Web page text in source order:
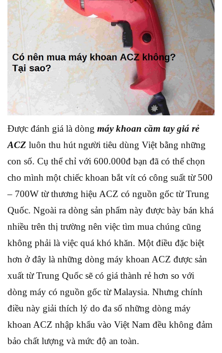
Được đánh giá là dòng máy khoan cầm tay giá rẻ
ACZ luôn thu hút người tiêu dùng Việt bằng những
con số. Cụ thể chỉ với 600.000đ bạn đã có thể chọn
cho mình một chiếc khoan bắt vít có công suất từ 500
– 700W từ thương hiệu ACZ có nguồn gốc từ Trung
Quốc. Ngoài ra dòng sản phẩm này được bày bán khá
nhiều trên thị trường nên việc tìm mua chúng cũng
không phải là việc quá khó khăn. Một điều đặc biệt
hơn ở đây là những dòng máy khoan ACZ được sản
xuất từ Trung Quốc sẽ có giá thành rẻ hơn so với
dòng máy có nguồn gốc từ Malaysia. Nhưng chính
điều này giải thích lý do đa số những dòng máy
khoan ACZ nhập khẩu vào Việt Nam đều không đảm
bảo chất lượng và mức độ an toàn.